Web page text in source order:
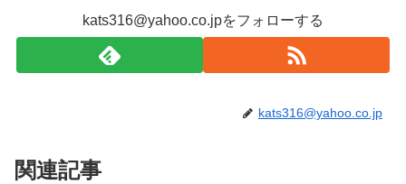
kats316@yahoo.co.jpをフォローする
kats316@yahoo.co.jp
関連記事